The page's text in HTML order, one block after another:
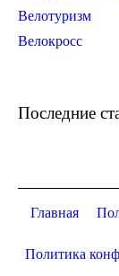
Велотуризм
Велокросс
Последние
Главная
Политика